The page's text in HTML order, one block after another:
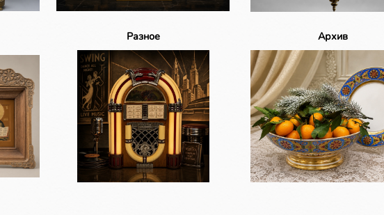
Разное Архив